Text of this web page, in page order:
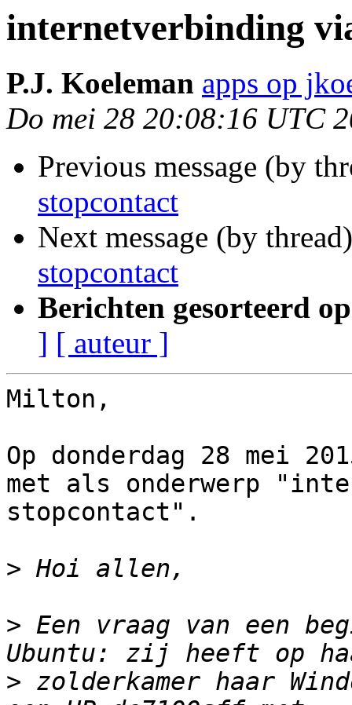
internetverbinding
P.J. Koeleman apps op
Do mei 28 20:08:16 UTC
Previous message (by
stopcontact
Next message (by
stopcontact
Berichten gesorteerd
] [ auteur ]
Milton,
Op donderdag 28 mei
met als onderwerp
stopcontact".
>
> Een vraag van een
> zolderkamer haar